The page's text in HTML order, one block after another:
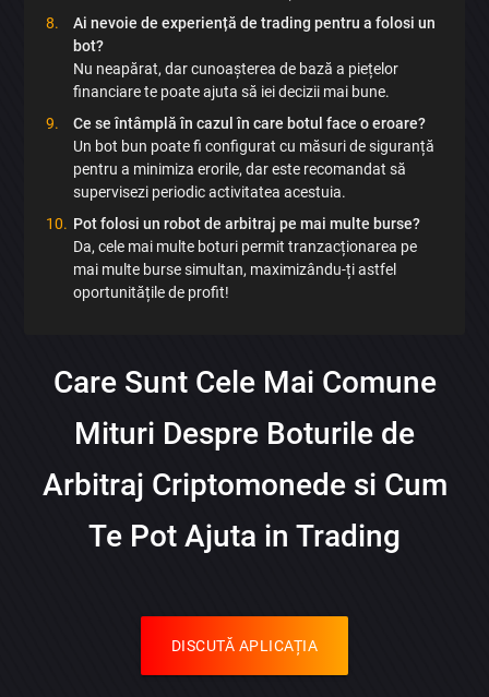
Ai nevoie de experiență de trading pentru a folosi un
bot?
Nu neapărat, dar cunoașterea de bază a piețelor
financiare te poate ajuta să iei decizii mai bune.
Ce se întâmplă în cazul în care botul face o eroare?
Un bot bun poate fi configurat cu măsuri de siguranță
pentru a minimiza erorile, dar este recomandat să
supervisezi periodic activitatea acestuia.
Pot folosi un robot de arbitraj pe mai multe burse?
Da, cele mai multe boturi permit tranzacționarea pe
mai multe burse simultan, maximizându-ți astfel
oportunitățile de profit!
Care Sunt Cele Mai Comune
Mituri Despre Boturile de
Arbitraj Criptomonede si Cum
Te Pot Ajuta in Trading
DISCUTĂ APLICAȚIA